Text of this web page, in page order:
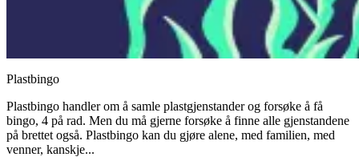
Plastbingo
Plastbingo handler om å samle plastgjenstander og forsøke å få
bingo, 4 på rad. Men du må gjerne forsøke å finne alle gjenstandene
på brettet også. Plastbingo kan du gjøre alene, med familien, med
venner, kanskje...